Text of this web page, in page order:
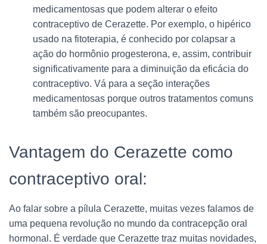
medicamentosas que podem alterar o efeito
contraceptivo de Cerazette. Por exemplo, o hipérico
usado na fitoterapia, é conhecido por colapsar a
ação do hormônio progesterona, e, assim, contribuir
significativamente para a diminuição da eficácia do
contraceptivo. Vá para a seção interações
medicamentosas porque outros tratamentos comuns
também são preocupantes.
Vantagem do Cerazette como
contraceptivo oral:
Ao falar sobre a pílula Cerazette, muitas vezes falamos de
uma pequena revolução no mundo da contracepção oral
hormonal. É verdade que Cerazette traz muitas novidades,